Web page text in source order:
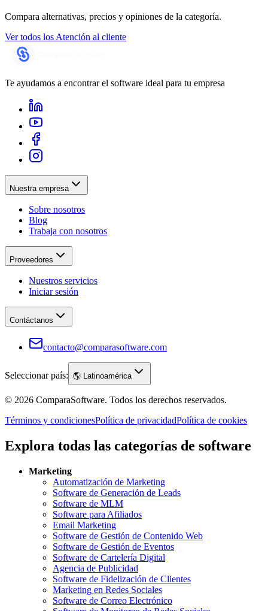
Compara alternativas, precios y opiniones de la categoría.
Ver todos los Atención al cliente
Te ayudamos a encontrar el software ideal para tu empresa
Nuestra empresa
Sobre nosotros
Blog
Trabaja con nosotros
Proveedores
Nuestros servicios
Iniciar sesión
Contáctanos
contacto@comparasoftware.com
Seleccionar país: 🌎 Latinoamérica
© 2026 ComparaSoftware. Todos los derechos reservados.
Términos y condicionesPolítica de privacidadPolítica de cookies
Explora todas las categorías de software
Marketing
Automatización de Marketing
Software de Generación de Leads
Software de MLM
Software para Afiliados
Email Marketing
Software de Gestión de Contenido Web
Software de Gestión de Eventos
Software de Cartelería Digital
Agencia de Publicidad
Software de Fidelización de Clientes
Marketing en Redes Sociales
Software de Correo Electrónico